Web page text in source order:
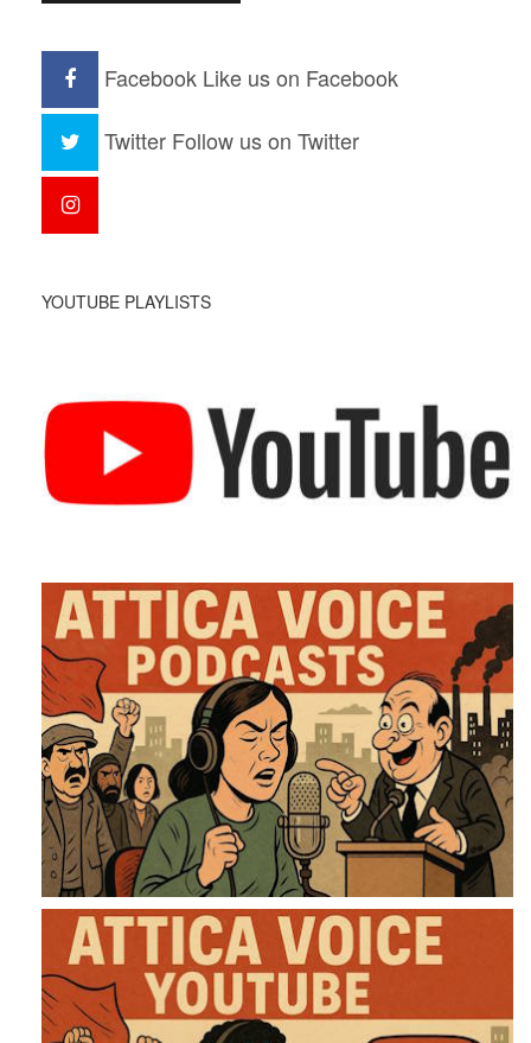
Facebook Like us on Facebook
Twitter Follow us on Twitter
YOUTUBE PLAYLISTS